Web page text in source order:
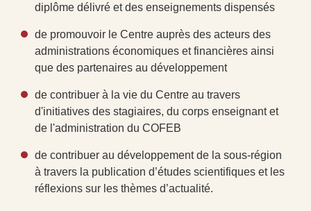
diplôme délivré et des enseignements dispensés
de promouvoir le Centre auprès des acteurs des
administrations économiques et financières ainsi
que des partenaires au développement
de contribuer à la vie du Centre au travers
d'initiatives des stagiaires, du corps enseignant et
de l'administration du COFEB
de contribuer au développement de la sous-région
à travers la publication d’études scientifiques et les
réflexions sur les thèmes d’actualité.